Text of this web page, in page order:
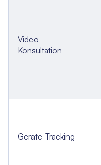
Video-
Konsultation
Geräte-Tracking